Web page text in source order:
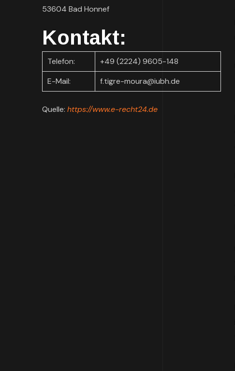
53604 Bad Honnef
Kontakt:
Telefon:
+49 (2224) 9605-148
E-Mail:
f.tigre-moura@iubh.de
Quelle: https://www.e-recht24.de